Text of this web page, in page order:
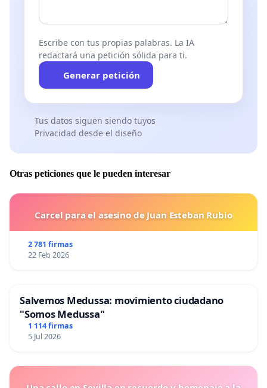
Escribe con tus propias palabras. La IA
redactará una petición sólida para ti.
Generar petición
Tus datos siguen siendo tuyos
Privacidad desde el diseño
Otras peticiones que le pueden interesar
Carcel para el asesino de Juan Esteban Rubio
2 781 firmas
22 Feb 2026
Salvemos Medussa: movimiento ciudadano
"Somos Medussa"
1 114 firmas
5 Jul 2026